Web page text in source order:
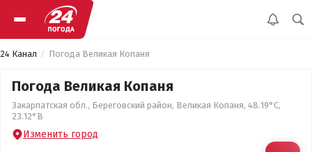
24 Канал Погода Великая Копаня
Погода Великая Копаня
Закарпатская обл., Береговский район, Великая Копаня, 48.19°С,
23.12°В
Изменить город